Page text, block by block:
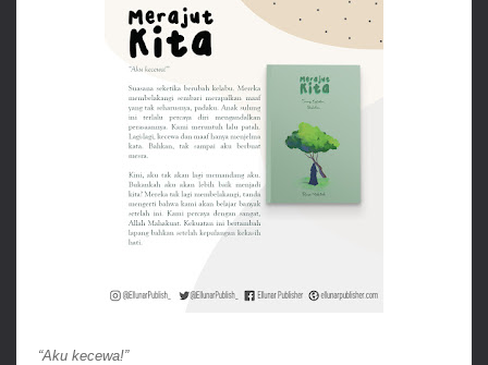
“Aku kecewa!”